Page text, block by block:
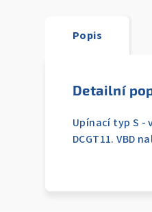
Popis
Detailní
Upínací typ S -
DCGT11. VBD